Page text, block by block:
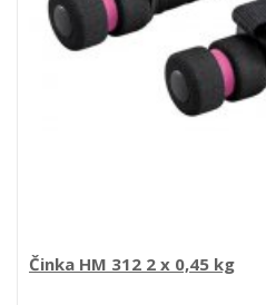
Činka HM 312 2 x 0,45 kg